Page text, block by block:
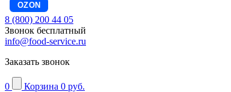
OZON
8 (800) 200 44 05
Звонок бесплатный
info@food-service.ru
Заказать звонок
0 Корзина 0 руб.